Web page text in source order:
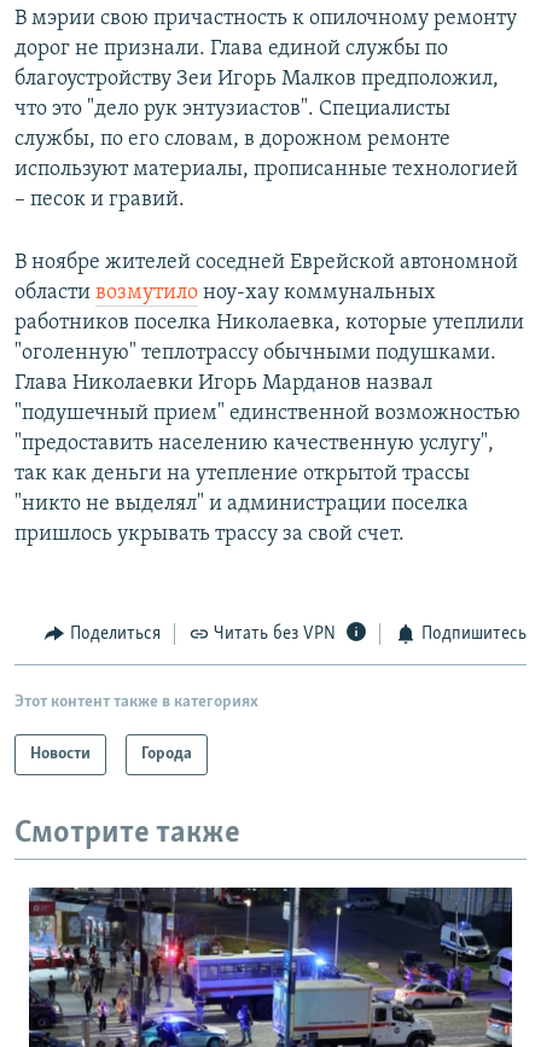
В мэрии свою причастность к опилочному ремонту
дорог не признали. Глава единой службы по
благоустройству Зеи Игорь Малков предположил,
что это "дело рук энтузиастов". Специалисты
службы, по его словам, в дорожном ремонте
используют материалы, прописанные технологией
– песок и гравий.
В ноябре жителей соседней Еврейской автономной
области возмутило ноу-хау коммунальных
работников поселка Николаевка, которые утеплили
"оголенную" теплотрассу обычными подушками.
Глава Николаевки Игорь Марданов назвал
"подушечный прием" единственной возможностью
"предоставить населению качественную услугу",
так как деньги на утепление открытой трассы
"никто не выделял" и администрации поселка
пришлось укрывать трассу за свой счет.
Поделиться Читать без VPN Подпишитесь
Этот контент также в категориях
Новости Города
Смотрите также